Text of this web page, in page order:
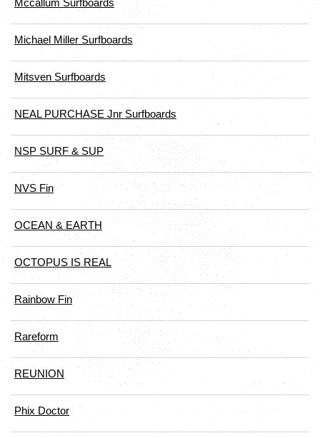
Michael Miller Surfboards
Mitsven Surfboards
NEAL PURCHASE Jnr Surfboards
NSP SURF & SUP
NVS Fin
OCEAN & EARTH
OCTOPUS IS REAL
Rainbow Fin
Rareform
REUNION
Phix Doctor